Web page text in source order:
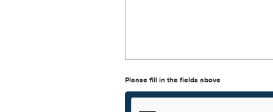
Please fill in the fields above